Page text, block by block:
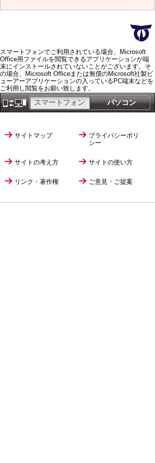
スマートフォンでご利用されている場合、Microsoft
Office用ファイルを閲覧できるアプリケーションが端
末にインストールされていないことがございます。そ
の場合、Microsoft Officeまたは無償のMicrosoft社製ビ
ューアーアプリケーションの入っているPC端末などを
ご利用し閲覧をお願い致します。
パソコン
スマートフォン
サイトマップ
プライバシーポリ
シー
サイトの考え方 サイトの使い方
リンク・著作権 ご意見・ご提案